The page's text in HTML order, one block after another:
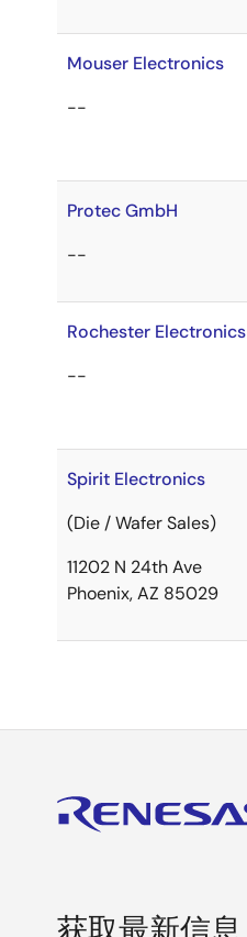
Mouser Electronics
--
Protec GmbH
--
Rochester Electronics
--
Spirit Electronics
(Die / Wafer Sales)
11202 N 24th Ave
Phoenix, AZ 85029